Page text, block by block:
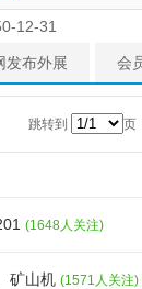
12-31
发布外展 会
跳转到 页
(1648人关注)
矿山机 (1571人关注)